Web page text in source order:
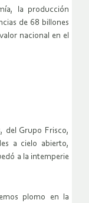
la producción
de 68 billones
nacional en el
del Grupo Frisco,
a cielo abierto,
a la intemperie
plomo en la